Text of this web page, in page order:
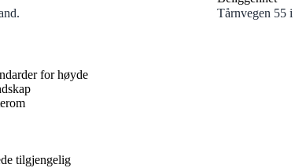
Tårnvegen 55
for høyde
tilgjengelig